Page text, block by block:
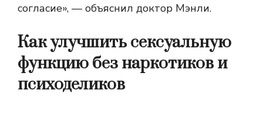
согласие», — объяснил доктор Мэнли.
Как улучшить сексуальную
функцию без наркотиков и
психоделиков